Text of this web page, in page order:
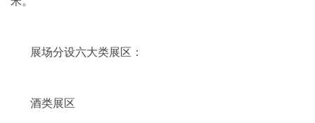
展场分设六大类展区：
酒类展区